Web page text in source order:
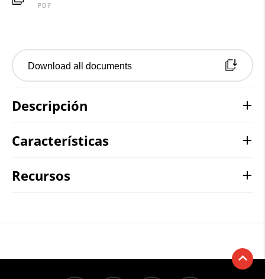
PDF
Download all documents
Descripción
Características
Recursos